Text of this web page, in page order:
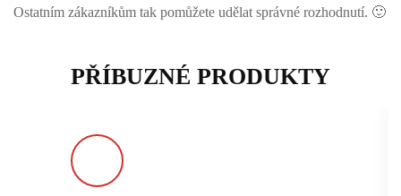
Ostatním zákazníkům tak pomůžete udělat správné rozhodnutí. 🙂
PŘÍBUZNÉ PRODUKTY